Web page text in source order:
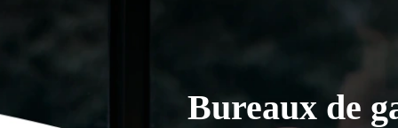
Bureaux de